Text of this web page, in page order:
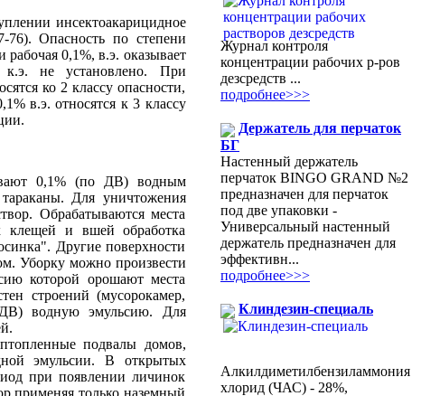
инсектоакарицидное
76). Опасность по степени
0,1%, в.э. оказывает
к.э. не установлено. При
ко 2 классу опасности,
в.э. относятся к 3 классу
0,1% (по ДВ) водным
Для уничтожения
Обрабатываются места
клещей и вшей обработка
Другие поверхности
Уборку можно произвести
которой орошают места
строений (мусорокамер,
ДВ) водную эмульсию. Для
подвалы домов,
эмульсии. В открытых
при появлении личинок
только наземный
Журнал контроля
концентрации рабочих р-ров
дезсредств ...
подробнее>>>
Держатель для перчаток
БГ
Настенный держатель
перчаток BINGO GRAND №2
предназначен для перчаток
под две упаковки -
Универсальный настенный
держатель предназначен для
эффективн...
подробнее>>>
Клиндезин-специаль
Алкилдиметилбензиламмония
хлорид (ЧАС) - 28%,